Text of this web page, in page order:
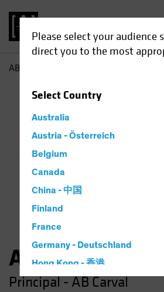
Please select your audience
direct you to the most
SelectCountry
Australia
Austria - Österreich
Belgium
Canada
China - 中国
Finland
France
Germany - Deutschland
Hong Kong - 香港
Hungary
AB
Angie Fenske
Principal - AB Carval